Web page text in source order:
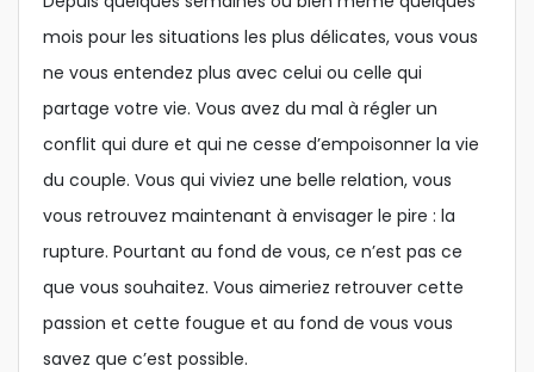
mois pour les situations les plus délicates, vous vous
ne vous entendez plus avec celui ou celle qui
partage votre vie. Vous avez du mal à régler un
conflit qui dure et qui ne cesse d’empoisonner la vie
du couple. Vous qui viviez une belle relation, vous
vous retrouvez maintenant à envisager le pire : la
rupture. Pourtant au fond de vous, ce n’est pas ce
que vous souhaitez. Vous aimeriez retrouver cette
passion et cette fougue et au fond de vous vous
savez que c’est possible.